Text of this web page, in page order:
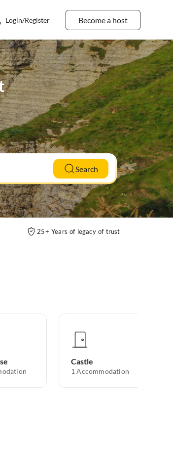
Become a host
Login/Register
Search
25+ Years of legacy of trust
Castle
1 Accommodation